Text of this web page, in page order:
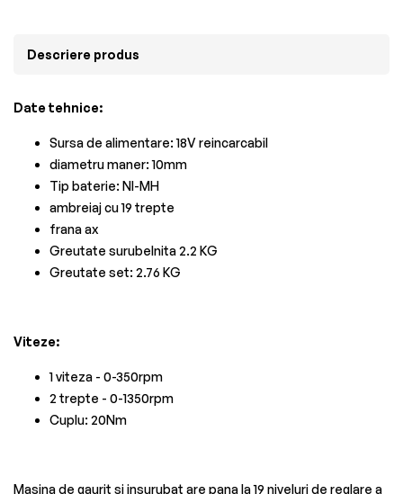
Descriere produs
Date tehnice:
Sursa de alimentare: 18V reincarcabil
diametru maner: 10mm
Tip baterie: NI-MH
ambreiaj cu 19 trepte
frana ax
Greutate surubelnita 2.2 KG
Greutate set: 2.76 KG
Viteze:
1 viteza - 0-350rpm
2 trepte - 0-1350rpm
Cuplu: 20Nm
Masina de gaurit si insurubat are pana la 19 niveluri de reglare a